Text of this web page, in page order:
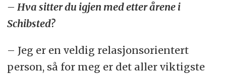
– Hva sitter du igjen med etter årene i
Schibsted?
– Jeg er en veldig relasjonsorientert
person, så for meg er det aller viktigste